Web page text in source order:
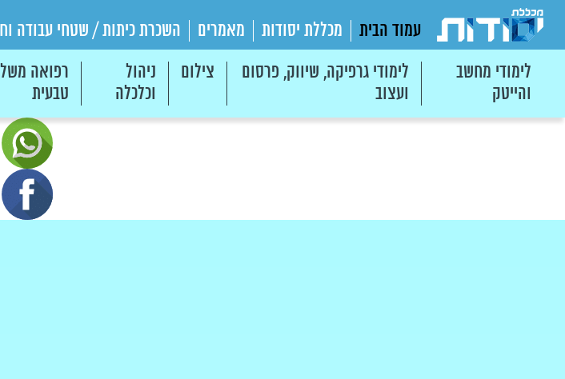
עמוד הבית מכללת יסודות מאמרים השכרת כיתות / שטחי עבודה
לימודי מחשב
והייטק
לימודי גרפיקה, שיווק, פרסום
ועצוב
צילום
ניהול
וכלכלה
רפואה
טבעית